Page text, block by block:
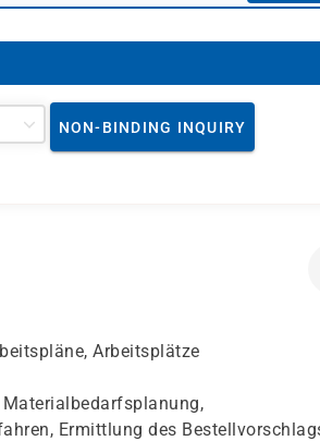
NON-BINDING INQUIRY
Arbeitsplätze
Ermittlung des